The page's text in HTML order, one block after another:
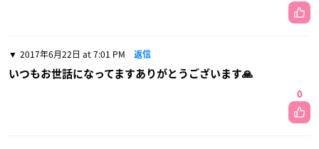
2017年6月22日 at 7:01 PM 返信
いつもお世話になってますありがとうございます🙏
0